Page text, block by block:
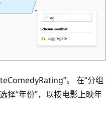
。 在“分组
择“年份”，以按电影上映年